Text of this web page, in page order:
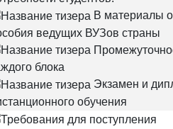
В материалы
ведущих ВУЗов страны
блока
Экзамен и
обучения